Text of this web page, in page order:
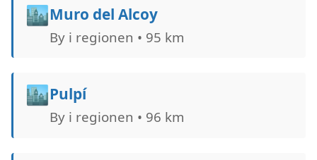
🏙️Muro del Alcoy
By i regionen • 95 km
🏙️Pulpí
By i regionen • 96 km